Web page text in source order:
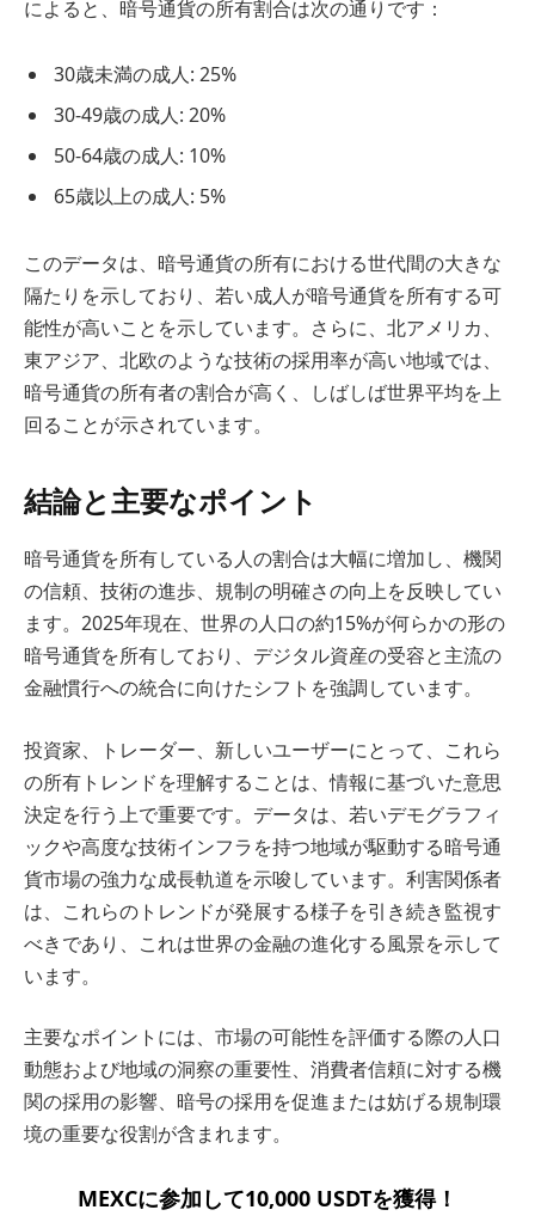
によると、暗号通貨の所有割合は次の通りです：
30歳未満の成人: 25%
30-49歳の成人: 20%
50-64歳の成人: 10%
65歳以上の成人: 5%
このデータは、暗号通貨の所有における世代間の大きな
隔たりを示しており、若い成人が暗号通貨を所有する可
能性が高いことを示しています。さらに、北アメリカ、
東アジア、北欧のような技術の採用率が高い地域では、
暗号通貨の所有者の割合が高く、しばしば世界平均を上
回ることが示されています。
結論と主要なポイント
暗号通貨を所有している人の割合は大幅に増加し、機関
の信頼、技術の進歩、規制の明確さの向上を反映してい
ます。2025年現在、世界の人口の約15%が何らかの形の
暗号通貨を所有しており、デジタル資産の受容と主流の
金融慣行への統合に向けたシフトを強調しています。
投資家、トレーダー、新しいユーザーにとって、これら
の所有トレンドを理解することは、情報に基づいた意思
決定を行う上で重要です。データは、若いデモグラフィ
ックや高度な技術インフラを持つ地域が駆動する暗号通
貨市場の強力な成長軌道を示唆しています。利害関係者
は、これらのトレンドが発展する様子を引き続き監視す
べきであり、これは世界の金融の進化する風景を示して
います。
主要なポイントには、市場の可能性を評価する際の人口
動態および地域の洞察の重要性、消費者信頼に対する機
関の採用の影響、暗号の採用を促進または妨げる規制環
境の重要な役割が含まれます。
MEXCに参加して10,000 USDTを獲得！